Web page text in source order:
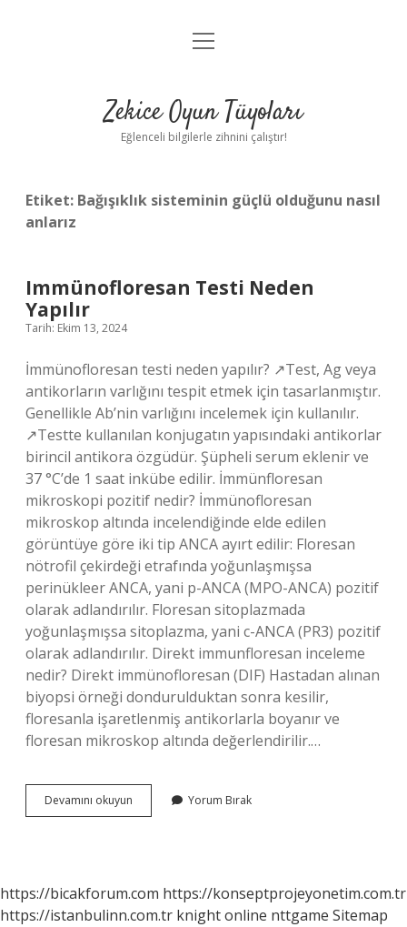
Anasayfa
Yasal Uyarı
menüyü
Zekice Oyun Tüyoları
Eğlenceli bilgilerle zihnini çalıştır!
Etiket: Bağışıklık sisteminin güçlü olduğunu nasıl
anlarız
Immünofloresan Testi Neden
Yapılır
Tarih: Ekim 13, 2024
İmmünofloresan testi neden yapılır? ↗Test, Ag veya
antikorların varlığını tespit etmek için tasarlanmıştır.
Genellikle Ab’nin varlığını incelemek için kullanılır.
↗Testte kullanılan konjugatın yapısındaki antikorlar
birincil antikora özgüdür. Şüpheli serum eklenir ve
37 °C’de 1 saat inkübe edilir. İmmünfloresan
mikroskopi pozitif nedir? İmmünofloresan
mikroskop altında incelendiğinde elde edilen
görüntüye göre iki tip ANCA ayırt edilir: Floresan
nötrofil çekirdeği etrafında yoğunlaşmışsa
perinükleer ANCA, yani p-ANCA (MPO-ANCA) pozitif
olarak adlandırılır. Floresan sitoplazmada
yoğunlaşmışsa sitoplazma, yani c-ANCA (PR3) pozitif
olarak adlandırılır. Direkt immunfloresan inceleme
nedir? Direkt immünofloresan (DIF) Hastadan alınan
biyopsi örneği dondurulduktan sonra kesilir,
floresanla işaretlenmiş antikorlarla boyanır ve
floresan mikroskop altında değerlendirilir.…
Devamını okuyun Immünofloresan
Testi
Yorum Bırak
https://bicakforum.com https://konseptprojeyonetim.com.tr
https://istanbulinn.com.tr knight online nttgame Sitemap